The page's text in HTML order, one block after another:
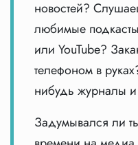
новостей?
любимые
или YouTube?
телефоном в
нибудь журналы и
Задумывался ли